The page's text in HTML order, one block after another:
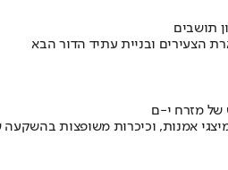
הצעירים ובניית עתיד הדור הבא
של מזרח י-ם